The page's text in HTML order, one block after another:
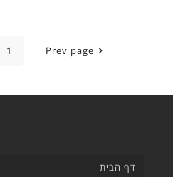
Prev page
1
דף הבית